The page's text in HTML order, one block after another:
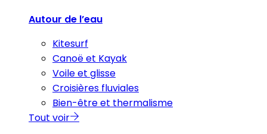
Autour de l’eau
Kitesurf
Canoë et Kayak
Voile et glisse
Croisières fluviales
Bien-être et thermalisme
Tout voir